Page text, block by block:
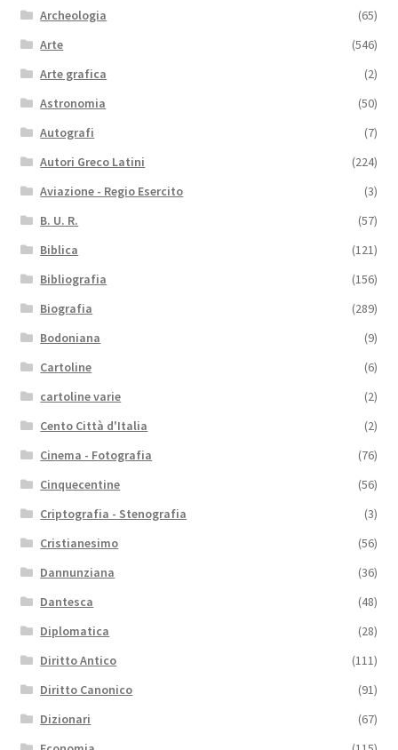
Archeologia
(65)
Arte
(546)
Arte grafica
(2)
Astronomia
(50)
Autografi
(7)
Autori Greco Latini
(224)
Aviazione - Regio Esercito
(3)
B. U. R.
(57)
Biblica
(121)
Bibliografia
(156)
Biografia
(289)
Bodoniana
(9)
Cartoline
(6)
cartoline varie
(2)
Cento Città d'Italia
(2)
Cinema - Fotografia
(76)
Cinquecentine
(56)
Criptografia - Stenografia
(3)
Cristianesimo
(56)
Dannunziana
(36)
Dantesca
(48)
Diplomatica
(28)
Diritto Antico
(111)
Diritto Canonico
(91)
Dizionari
(67)